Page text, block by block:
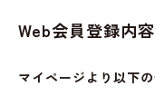
Web会員登録内
マイページより以下